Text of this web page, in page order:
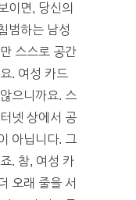
이면, 당신의
범하는 남성
스스로 공간
. 여성 카드
으니까요. 스
넷 상에서 공
아닙니다. 그
. 참, 여성 카
오래 줄을 서